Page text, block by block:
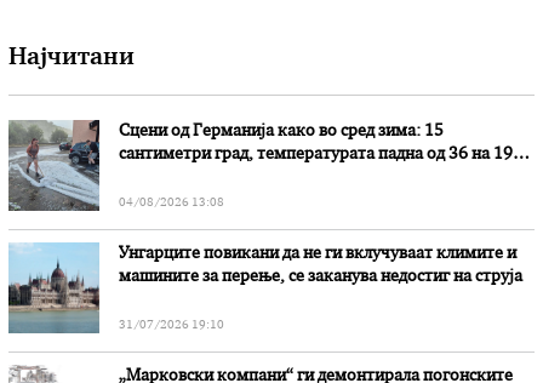
Најчитани
Сцени од Германија како во сред зима: 15
сантиметри град, температурата падна од 36 на 19
04/08/2026 13:08
Унгарците повикани да не ги вклучуваат климите и
машините за перење, се заканува недостиг на струја
31/07/2026 19:10
„Марковски компани“ ги демонтирала погонските